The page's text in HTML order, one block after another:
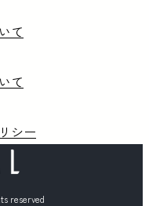
て
て
シー
reserved